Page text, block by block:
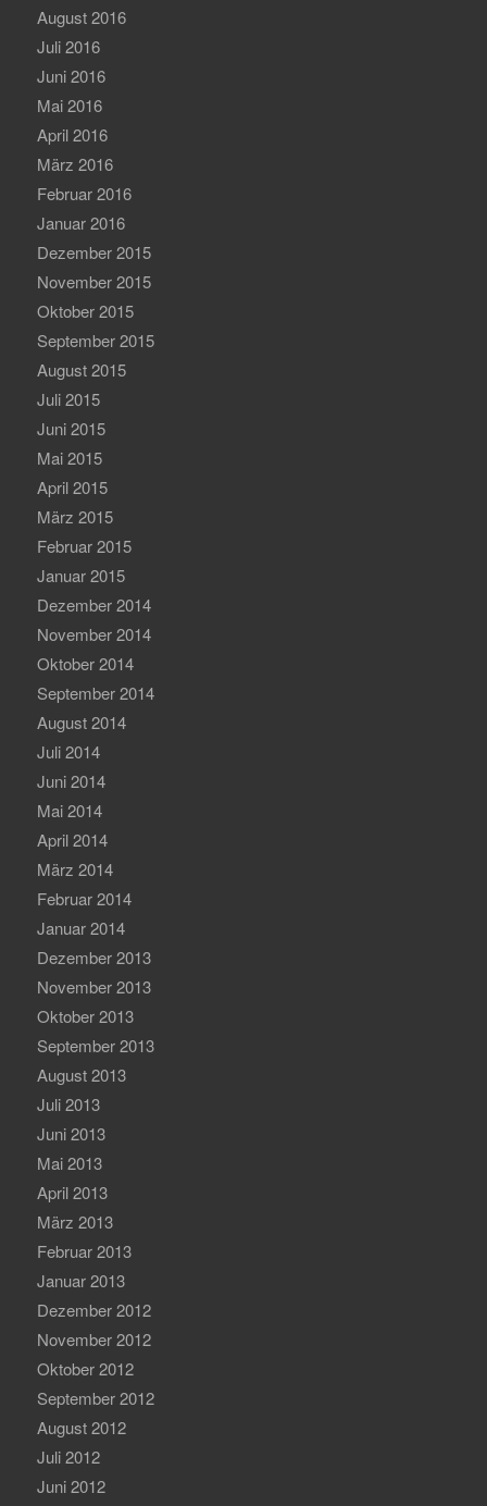
August 2016
Juli 2016
Juni 2016
Mai 2016
April 2016
März 2016
Februar 2016
Januar 2016
Dezember 2015
November 2015
Oktober 2015
September 2015
August 2015
Juli 2015
Juni 2015
Mai 2015
April 2015
März 2015
Februar 2015
Januar 2015
Dezember 2014
November 2014
Oktober 2014
September 2014
August 2014
Juli 2014
Juni 2014
Mai 2014
April 2014
März 2014
Februar 2014
Januar 2014
Dezember 2013
November 2013
Oktober 2013
September 2013
August 2013
Juli 2013
Juni 2013
Mai 2013
April 2013
März 2013
Februar 2013
Januar 2013
Dezember 2012
November 2012
Oktober 2012
September 2012
August 2012
Juli 2012
Juni 2012